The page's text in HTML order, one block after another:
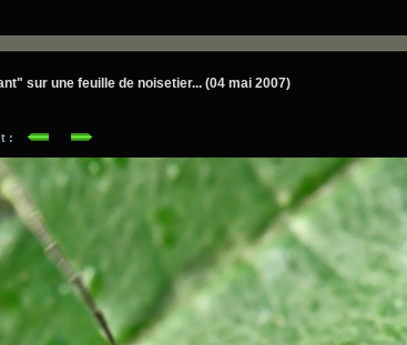
sur une feuille de noisetier... (04 mai 2007)
: